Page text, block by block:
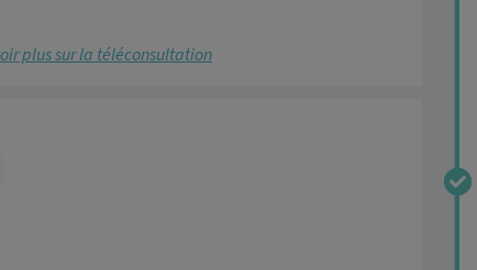
plus sur la téléconsultation
4